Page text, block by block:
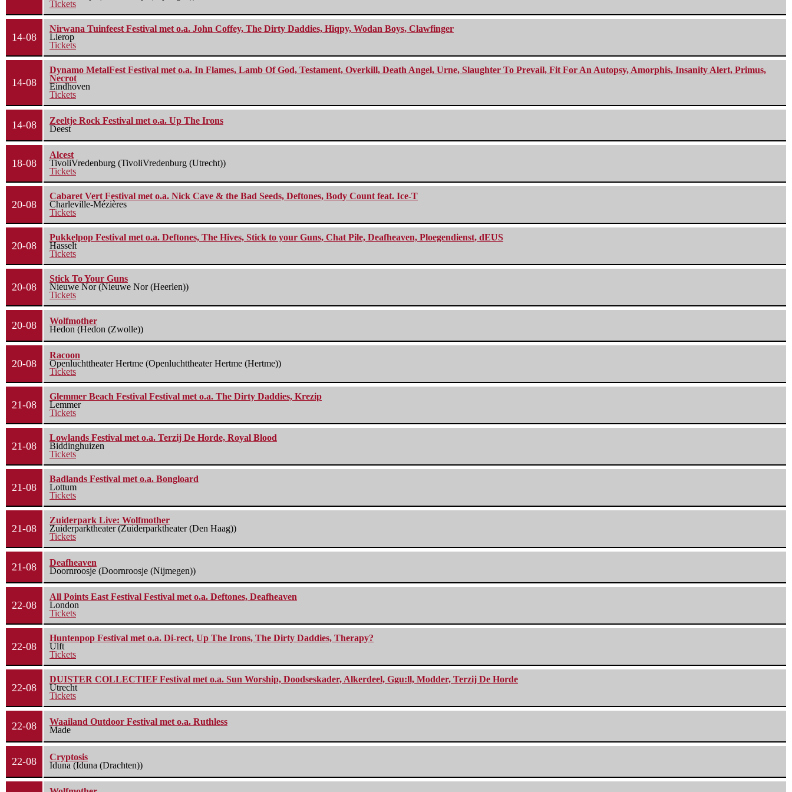
Tickets
14-08
Nirwana Tuinfeest Festival met o.a. John Coffey, The Dirty Daddies, Hiqpy, Wodan Boys, Clawfinger
Lierop
Tickets
14-08
Dynamo MetalFest Festival met o.a. In Flames, Lamb Of God, Testament, Overkill, Death Angel, Urne, Slaughter To Prevail, Fit For An Autopsy, Amorphis, Insanity Alert, Primus,
Necrot
Eindhoven
Tickets
14-08
Zeeltje Rock Festival met o.a. Up The Irons
Deest
18-08
Alcest
TivoliVredenburg (TivoliVredenburg (Utrecht))
Tickets
20-08
Cabaret Vert Festival met o.a. Nick Cave & the Bad Seeds, Deftones, Body Count feat. Ice-T
Charleville-Mézières
Tickets
20-08
Pukkelpop Festival met o.a. Deftones, The Hives, Stick to your Guns, Chat Pile, Deafheaven, Ploegendienst, dEUS
Hasselt
Tickets
20-08
Stick To Your Guns
Nieuwe Nor (Nieuwe Nor (Heerlen))
Tickets
20-08
Wolfmother
Hedon (Hedon (Zwolle))
20-08
Racoon
Openluchttheater Hertme (Openluchttheater Hertme (Hertme))
Tickets
21-08
Glemmer Beach Festival Festival met o.a. The Dirty Daddies, Krezip
Lemmer
Tickets
21-08
Lowlands Festival met o.a. Terzij De Horde, Royal Blood
Biddinghuizen
Tickets
21-08
Badlands Festival met o.a. Bongloard
Lottum
Tickets
21-08
Zuiderpark Live: Wolfmother
Zuiderparktheater (Zuiderparktheater (Den Haag))
Tickets
21-08
Deafheaven
Doornroosje (Doornroosje (Nijmegen))
22-08
All Points East Festival Festival met o.a. Deftones, Deafheaven
London
Tickets
22-08
Huntenpop Festival met o.a. Di-rect, Up The Irons, The Dirty Daddies, Therapy?
Ulft
Tickets
22-08
DUISTER COLLECTIEF Festival met o.a. Sun Worship, Doodseskader, Alkerdeel, Ggu:ll, Modder, Terzij De Horde
Utrecht
Tickets
22-08
Waailand Outdoor Festival met o.a. Ruthless
Made
22-08
Cryptosis
Iduna (Iduna (Drachten))